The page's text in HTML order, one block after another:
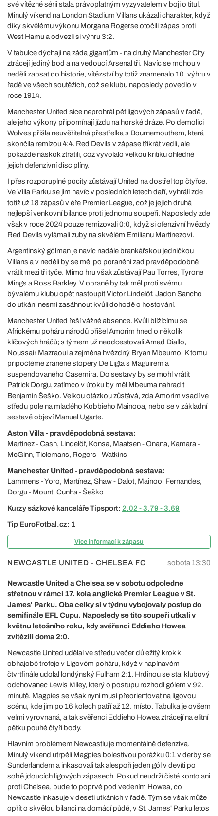
své vítězné sérii stala právoplatným vyzyvatelem v boji o titul.
Minulý víkend na London Stadium Villans ukázali charakter, když
díky skvělému výkonu Morgana Rogerse otočili zápas proti
West Hamu a odvezli si výhru 3:2.
V tabulce dýchají na záda gigantům - na druhý Manchester City
ztrácejí jediný bod a na vedoucí Arsenal tři. Navíc se mohou v
neděli zapsat do historie, vítězství by totiž znamenalo 10. výhru v
řadě ve všech soutěžích, což se klubu naposledy povedlo v
roce 1914.
Manchester United sice neprohrál pět ligových zápasů v řadě,
ale jeho výkony připomínají jízdu na horské dráze. Po demolici
Wolves přišla neuvěřitelná přestřelka s Bournemouthem, která
skončila remízou 4:4. Red Devils v zápase třikrát vedli, ale
pokaždé náskok ztratili, což vyvolalo velkou kritiku ohledně
jejich defenzivní disciplíny.
I přes rozporuplné pocity zůstávají United na dostřel top čtyřce.
Ve Villa Parku se jim navíc v posledních letech daří, vyhráli zde
totiž už 18 zápasů v éře Premier League, což je jejich druhá
nejlepší venkovní bilance proti jednomu soupeři. Naposledy zde
však v roce 2024 pouze remizovali 0:0, když si ofenzivní hvězdy
Red Devils vylámali zuby na skvělém Emilianu Martínezovi.
Argentinský gólman je navíc nadále brankářskou jedničkou
Villans a v neděli by se měl po poranění zad pravděpodobně
vrátit mezi tři tyče. Mimo hru však zůstávají Pau Torres, Tyrone
Mings a Ross Barkley. V obraně by tak měl proti svému
bývalému klubu opět nastoupit Victor Lindelöf. Jadon Sancho
do utkání nesmí zasáhnout kvůli dohodě o hostování.
Manchester United řeší vážné absence. Kvůli blížícímu se
Africkému poháru národů přišel Amorim hned o několik
klíčových hráčů; s týmem už neodcestovali Amad Diallo,
Noussair Mazraoui a zejména hvězdný Bryan Mbeumo. K tomu
připočtěme zraněné stopery De Ligta s Maguirem a
suspendovaného Casemira. Do sestavy by se mohl vrátit
Patrick Dorgu, zatímco v útoku by měl Mbeuma nahradit
Benjamin Šeško. Velkou otázkou zůstává, zda Amorim vsadí ve
středu pole na mladého Kobbieho Mainooa, nebo se v základní
sestavě objeví Manuel Ugarte.
Aston Villa - pravděpodobná sestava:
Martínez - Cash, Lindelöf, Konsa, Maatsen - Onana, Kamara -
McGinn, Tielemans, Rogers - Watkins
Manchester United - pravděpodobná sestava:
Lammens - Yoro, Martínez, Shaw - Dalot, Mainoo, Fernandes,
Dorgu - Mount, Cunha - Šeško
Kurzy sázkové kanceláře Tipsport: 2.02 - 3.79 - 3.69
Tip EuroFotbal.cz: 1
Více informací k zápasu
NEWCASTLE UNITED - CHELSEA FC sobota 13:30
Newcastle United a Chelsea se v sobotu odpoledne
střetnou v rámci 17. kola anglické Premier League v St.
James' Parku. Oba celky si v týdnu vybojovaly postup do
semifinále EFL Cupu. Naposledy se tito soupeři utkali v
květnu letošního roku, kdy svěřenci Eddieho Howea
zvítězili doma 2:0.
Newcastle United udělal ve středu večer důležitý krok k
obhajobě trofeje v Ligovém poháru, když v napínavém
čtvrtfinále udolal londýnský Fulham 2:1. Hrdinou se stal klubový
odchovanec Lewis Miley, který o postupu rozhodl gólem v 92.
minutě. Magpies se však nyní musí přeorientovat na ligovou
scénu, kde jim po 16 kolech patří až 12. místo. Tabulka je ovšem
velmi vyrovnaná, a tak svěřenci Eddieho Howea ztrácejí na elitní
pětku pouhé čtyři body.
Hlavním problémem Newcastlu je momentálně defenziva.
Minulý víkend utrpěli Magpies bolestivou porážku 0:1 v derby se
Sunderlandem a inkasovali tak alespoň jeden gól v devíti po
sobě jdoucích ligových zápasech. Pokud neudrží čisté konto ani
proti Chelsea, bude to poprvé pod vedením Howea, co
Newcastle inkasuje v deseti utkáních v řadě. Tým se však může
opřít o skvělou bilanci na domácí půdě, v St. James' Parku letos